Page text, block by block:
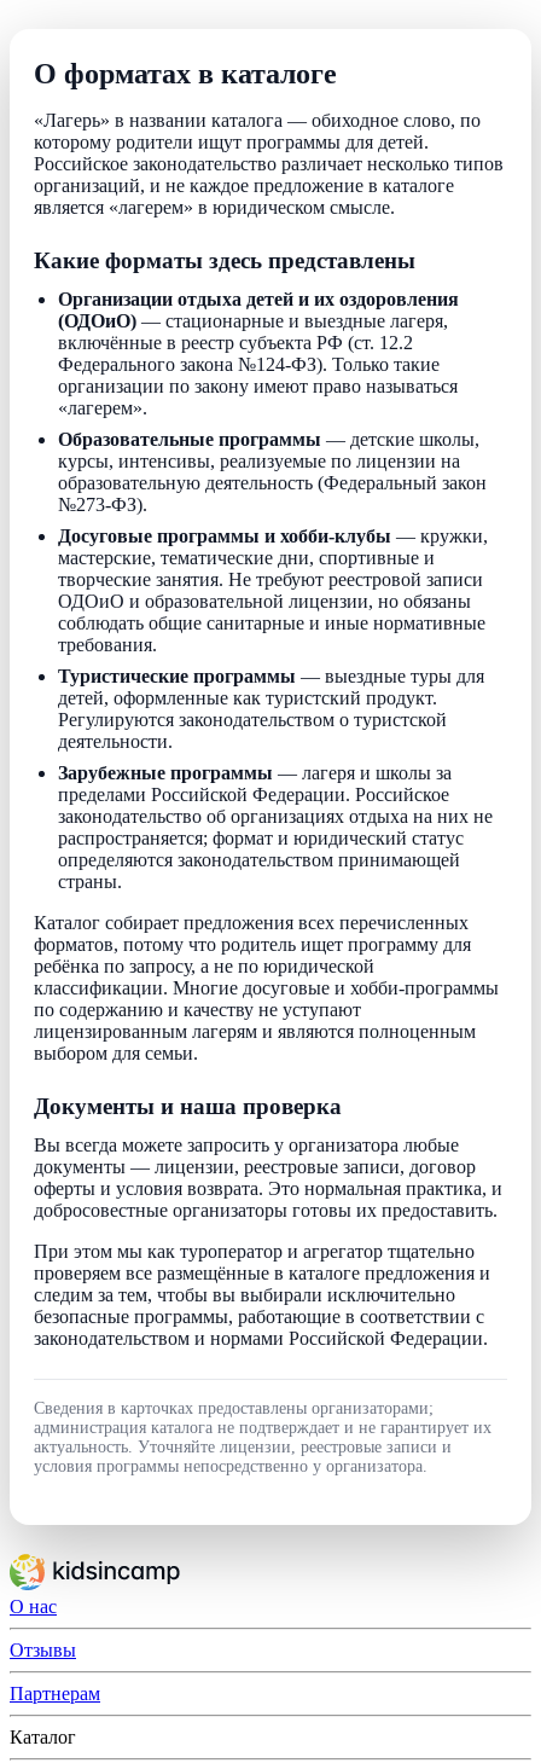
О форматах в каталоге
«Лагерь» в названии каталога — обиходное слово, по
которому родители ищут программы для детей.
Российское законодательство различает несколько типов
организаций, и не каждое предложение в каталоге
является «лагерем» в юридическом смысле.
Какие форматы здесь представлены
Организации отдыха детей и их оздоровления
(ОДОиО) — стационарные и выездные лагеря,
включённые в реестр субъекта РФ (ст. 12.2
Федерального закона №124-ФЗ). Только такие
организации по закону имеют право называться
«лагерем».
Образовательные программы — детские школы,
курсы, интенсивы, реализуемые по лицензии на
образовательную деятельность (Федеральный закон
№273-ФЗ).
Досуговые программы и хобби-клубы — кружки,
мастерские, тематические дни, спортивные и
творческие занятия. Не требуют реестровой записи
ОДОиО и образовательной лицензии, но обязаны
соблюдать общие санитарные и иные нормативные
требования.
Туристические программы — выездные туры для
детей, оформленные как туристский продукт.
Регулируются законодательством о туристской
деятельности.
Зарубежные программы — лагеря и школы за
пределами Российской Федерации. Российское
законодательство об организациях отдыха на них не
распространяется; формат и юридический статус
определяются законодательством принимающей
страны.
Каталог собирает предложения всех перечисленных
форматов, потому что родитель ищет программу для
ребёнка по запросу, а не по юридической
классификации. Многие досуговые и хобби-программы
по содержанию и качеству не уступают
лицензированным лагерям и являются полноценным
выбором для семьи.
Документы и наша проверка
Вы всегда можете запросить у организатора любые
документы — лицензии, реестровые записи, договор
оферты и условия возврата. Это нормальная практика, и
добросовестные организаторы готовы их предоставить.
При этом мы как туроператор и агрегатор тщательно
проверяем все размещённые в каталоге предложения и
следим за тем, чтобы вы выбирали исключительно
безопасные программы, работающие в соответствии с
законодательством и нормами Российской Федерации.
Сведения в карточках предоставлены организаторами;
администрация каталога не подтверждает и не гарантирует их
актуальность. Уточняйте лицензии, реестровые записи и
условия программы непосредственно у организатора.
О нас
Отзывы
Партнерам
Каталог